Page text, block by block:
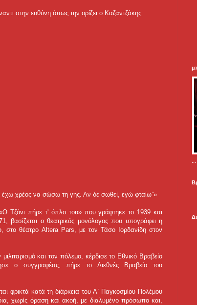
στην ευθύνη όπως την ορίζει ο Καζαντζάκης
χρέος να σώσω τη γης. Αν δε σωθεί, εγώ φταίω”»
Τζόνι πήρε τ' όπλο του» που γράφτηκε το 1939 και
βασίζεται ο θεατρικός μονόλογος που υπογράφει η
στο θέατρο Altera Pars, με τον Τάσο Ιορδανίδη στον
και τον πόλεμο, κέρδισε το Εθνικό Βραβείο
ο συγγραφέας, πήρε το Διεθνές Βραβείο του
φρικτά κατά τη διάρκεια του Α΄ Παγκοσμίου Πολέμου
χωρίς όραση και ακοή, με διαλυμένο πρόσωπο και,